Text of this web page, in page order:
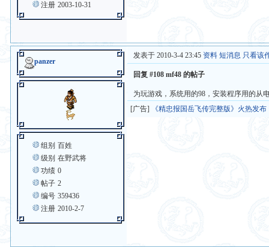
注册 2003-10-31
panzer
组别 百姓
级别 在野武将
功绩 0
帖子 2
编号 359436
注册 2010-2-7
发表于 2010-3-4 23:45 资料 短消息 只看该
回复 #108 mf48 的帖子
为玩游戏，系统用的98，安装程序用的从
[广告]
《精忠报国岳飞传完整版》火热发布